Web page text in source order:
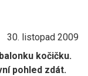
30. listopad 2009
kočičku.
pohled zdát.